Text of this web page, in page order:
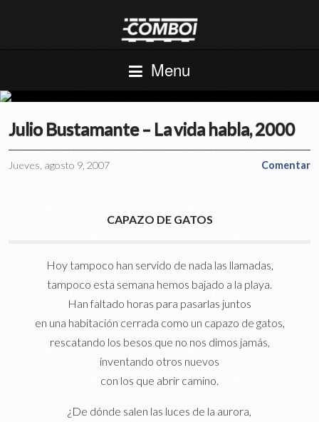
Menu
Julio Bustamante – La vida habla, 2000
Jueves, agosto 9, 2007 Comentar
CAPAZO DE GATOS
Hoy tampoco han servido de nada las llamadas,
tampoco esta semana hemos bajado a la playa.
Han faltado horas para pasarlas juntos
en una habitación cerrada como un capazo de gatos,
rescatando los besos que no nos dimos jamás,
inventando otros nuevos
con los que abrir camino.
¿De dónde salen las luces de la aurora,